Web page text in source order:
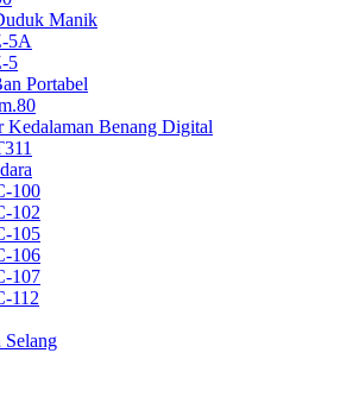
Manik
5A
5
Portabel
Kedalaman Benang Digital
100
102
105
106
107
112
Selang